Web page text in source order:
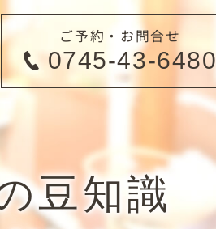
ご予約・お問合せ
0745-43-6480
豆知識